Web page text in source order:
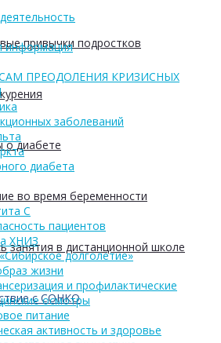
привычки подростков
диабете
во время беременности
занятия в дистанционной школе
с СОНКО
информация
ПРЕОДОЛЕНИЯ КРИЗИСНЫХ
заболеваний
диабета
С
пациентов
ХНИЗ
долголетие»
жизни
и профилактические
осмотры
питание
активность и здоровье